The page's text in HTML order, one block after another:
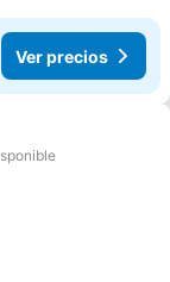
Ver precios